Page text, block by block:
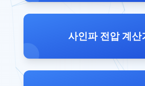
사인파 전압 계산